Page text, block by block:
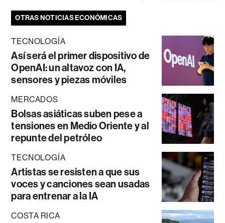
OTRAS NOTICIAS ECONÓMICAS
TECNOLOGÍA
Así será el primer dispositivo de
OpenAI: un altavoz con IA,
sensores y piezas móviles
MERCADOS
Bolsas asiáticas suben pese a
tensiones en Medio Oriente y al
repunte del petróleo
TECNOLOGÍA
Artistas se resisten a que sus
voces y canciones sean usadas
para entrenar a la IA
COSTA RICA